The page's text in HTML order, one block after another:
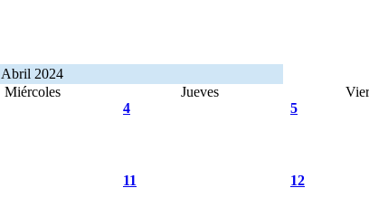
Abril 2024
Miércoles Jueves
4 5
11 12